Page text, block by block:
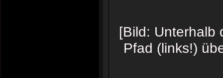
[Bild: Unterhalb
Pfad (links!)